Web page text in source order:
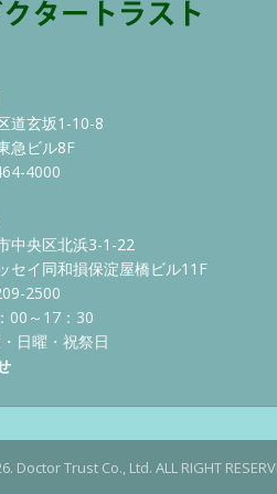
道玄坂1-10-8
急ビル8F
4000
中央区北浜3-1-22
セイ同和損保淀屋橋ビル11F
2500
00～17：30
日曜・祝祭日
Doctor Trust Co., Ltd. ALL RIGHT